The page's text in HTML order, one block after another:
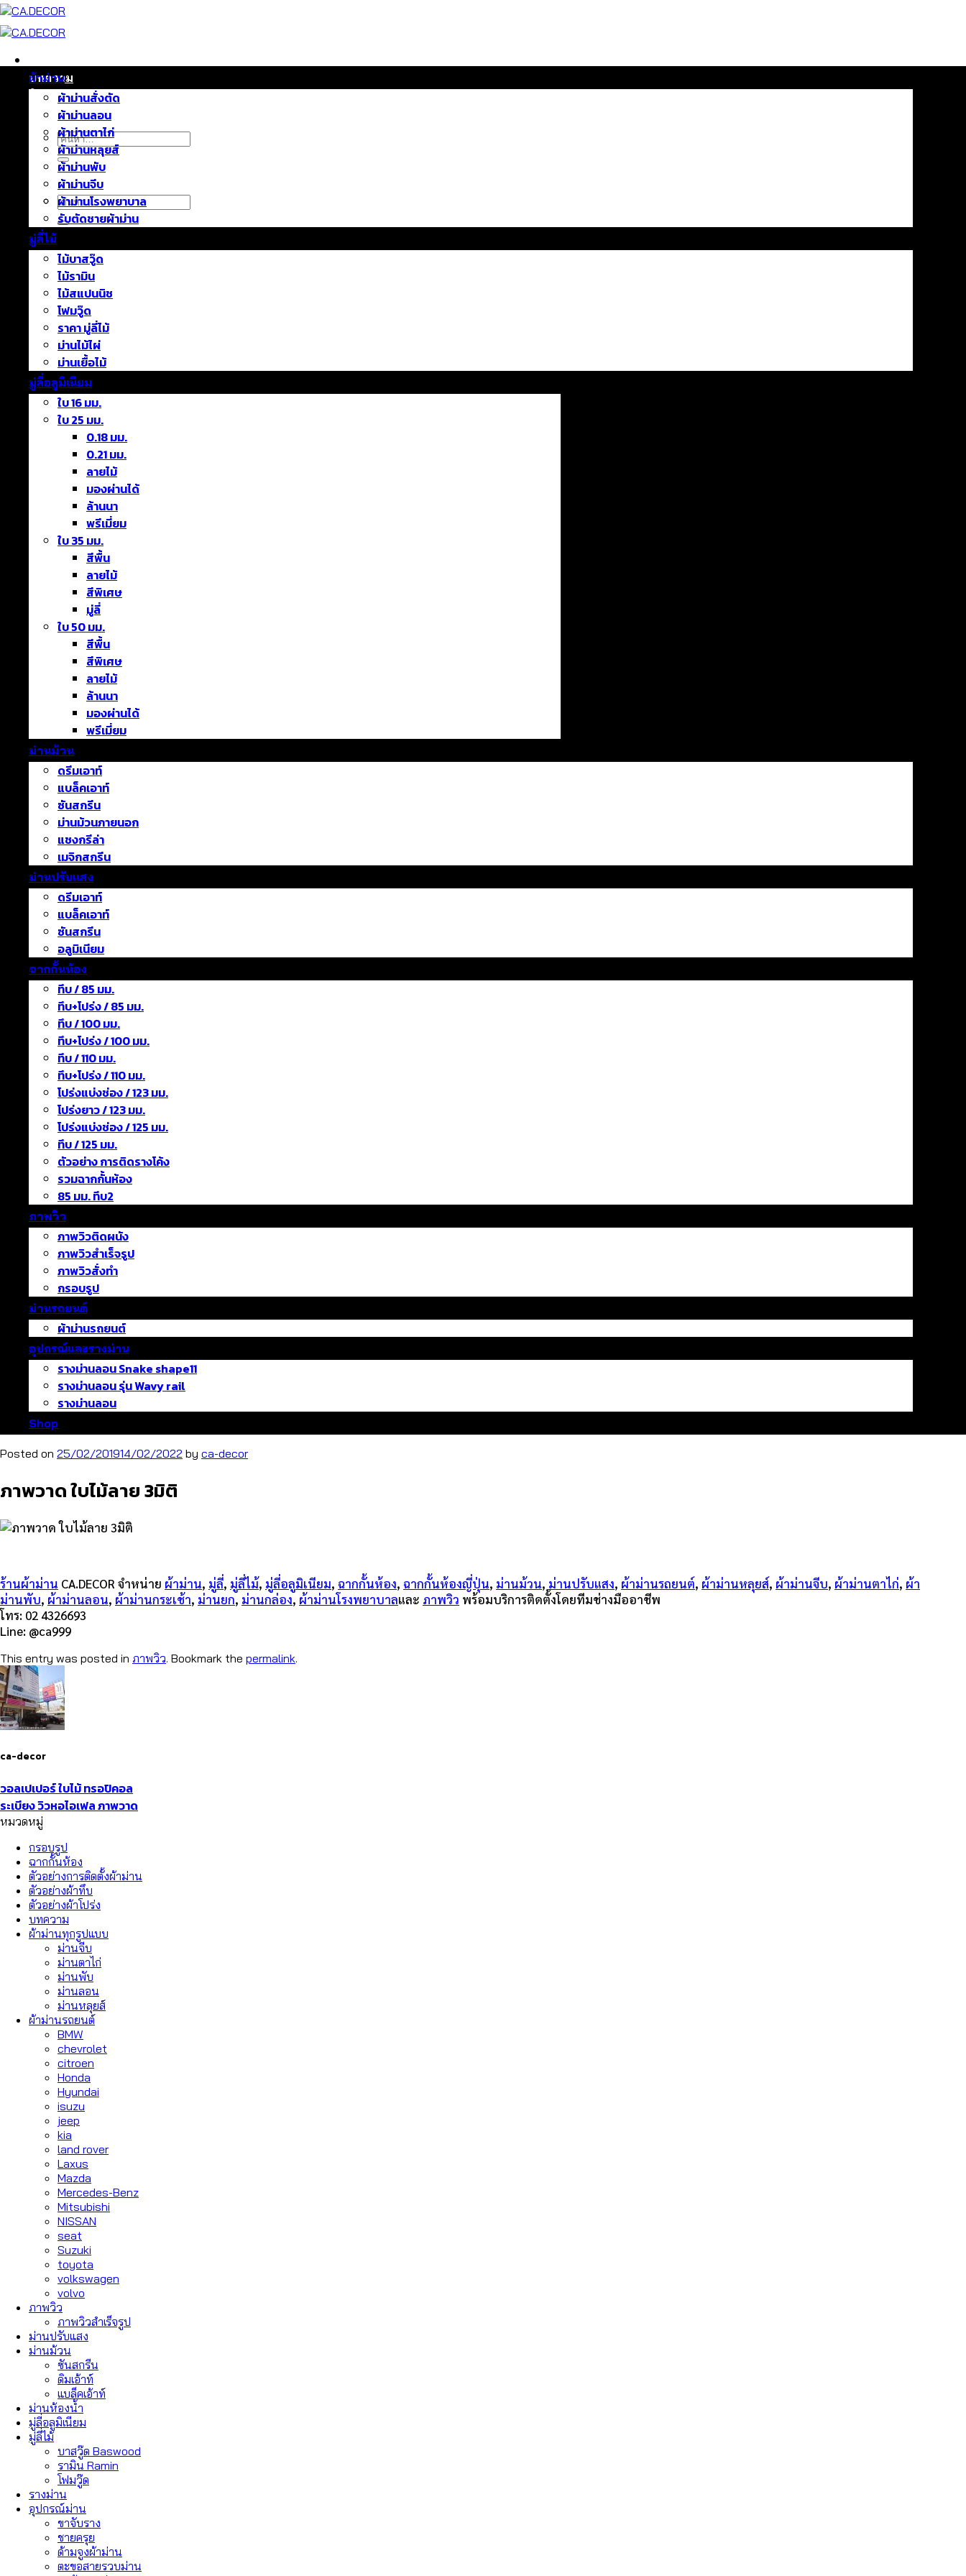
ข้าม
ยัง
บทความ
ติดต่อเรา
เกี่ยวกับเรา
ค้นหา:
ค้นหา:
ผ้าม่าน
ผ้าม่านสั่งตัด
ผ้าม่านลอน
ผ้าม่านตาไก่
ผ้าม่านหลุยส์
ผ้าม่านพับ
ผ้าม่านจีบ
ผ้าม่านโรงพยาบาล
รับตัดชายผ้าม่าน
มู่ลี่ไม้
ไม้บาสวู๊ด
ไม้รามิน
ไม้สแปนนิช
โฟมวู๊ด
ราคา มู่ลี่ไม้
ม่านไม้ไผ่
ม่านเยื้อไม้
มู่ลี่อลูมิเนียม
ใบ 16 มม.
ใบ 25 มม.
0.18 มม.
0.21 มม.
ลายไม้
มองผ่านได้
ล้านนา
พรีเมี่ยม
ใบ 35 มม.
สีพื้น
ลายไม้
สีพิเศษ
มู่ลี่
ใบ 50 มม.
สีพื้น
สีพิเศษ
ลายไม้
ล้านนา
มองผ่านได้
พรีเมี่ยม
ม่านม้วน
ดรีมเอาท์
แบล็คเอาท์
ซันสกรีน
ม่านม้วนภายนอก
แชงกรีล่า
เมจิกสกรีน
ม่านปรับแสง
ดรีมเอาท์
แบล็คเอาท์
ซันสกรีน
อลูมิเนียม
ฉากกั้นห้อง
ทึบ / 85 มม.
ทึบ+โปร่ง / 85 มม.
ทึบ / 100 มม.
ทึบ+โปร่ง / 100 มม.
ทึบ / 110 มม.
ทึบ+โปร่ง / 110 มม.
โปร่งแบ่งช่อง / 123 มม.
โปร่งยาว / 123 มม.
โปร่งแบ่งช่อง / 125 มม.
ทึบ / 125 มม.
ตัวอย่าง การติดรางโค้ง
รวมฉากกั้นห้อง
85 มม. ทึบ2
ภาพวิว
ภาพวิวติดผนัง
ภาพวิวสำเร็จรูป
ภาพวิวสั่งทำ
กรอบรูป
ม่านรถยนต์
ผ้าม่านรถยนต์
อุปกรณ์และรางม่าน
รางม่านลอน Snake shape11
รางม่านลอน รุ่น Wavy rail
รางม่านลอน
Shop
Posted on 25/02/201914/02/2022 by ca-decor
ภาพวาด ใบไม้ลาย 3มิติ
ร้านผ้าม่าน CA.DECOR จำหน่าย ผ้าม่าน, มู่ลี่, มู่ลี่ไม้, มู่ลี่อลูมิเนียม, ฉากกั้นห้อง, ฉากกั้นห้องญี่ปุ่น, ม่านม้วน, ม่านปรับแสง, ผ้าม่านรถยนต์, ผ้าม่านหลุยส์, ผ้าม่านจีบ, ผ้าม่านตาไก่, ผ้า
ม่านพับ, ผ้าม่านลอน, ผ้าม่านกระเช้า, ม่านยก, ม่านกล่อง, ผ้าม่านโรงพยาบาลและ ภาพวิว พร้อมบริการติดตั้งโดยทีมช่างมืออาชีพ
โทร: 02 4326693
Line: @ca999
This entry was posted in ภาพวิว. Bookmark the permalink.
ca-decor
วอลเปเปอร์ ใบไม้ ทรอปิคอล
ระเบียง วิวหอไอเฟล ภาพวาด
หมวดหมู่
กรอบรูป
ฉากกั้นห้อง
ตัวอย่างการติดตั้งผ้าม่าน
ตัวอย่างผ้าทึบ
ตัวอย่างผ้าโปร่ง
บทความ
ผ้าม่านทุกรูปแบบ
ม่านจีบ
ม่านตาไก่
ม่านพับ
ม่านลอน
ม่านหลุยส์
ผ้าม่านรถยนต์
BMW
chevrolet
citroen
Honda
Hyundai
isuzu
jeep
kia
land rover
Laxus
Mazda
Mercedes-Benz
Mitsubishi
NISSAN
seat
Suzuki
toyota
volkswagen
volvo
ภาพวิว
ภาพวิวสำเร็จรูป
ม่านปรับแสง
ม่านม้วน
ซันสกรีน
ดิมเอ้าท์
แบล็คเอ้าท์
ม่านห้องน้ำ
มู่ลี่อลูมิเนียม
มู่ลี่ไม้
บาสวู๊ด Baswood
รามิน Ramin
โฟมวู๊ด
รางม่าน
อุปกรณ์ม่าน
ขาจับราง
ชายครุย
ด้ามจูงผ้าม่าน
ตะขอสายรวบม่าน